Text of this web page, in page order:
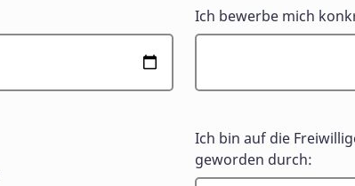
Ich bewerbe mich
Ich bin auf die
geworden durch: